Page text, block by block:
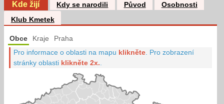
Kde žijí Kdy se narodili Původ
Osobnosti
Klub Kmetek
Obce Kraje Praha
Pro informace o oblasti na mapu klikněte Pro zobrazení
stránky oblasti klikněte 2x.